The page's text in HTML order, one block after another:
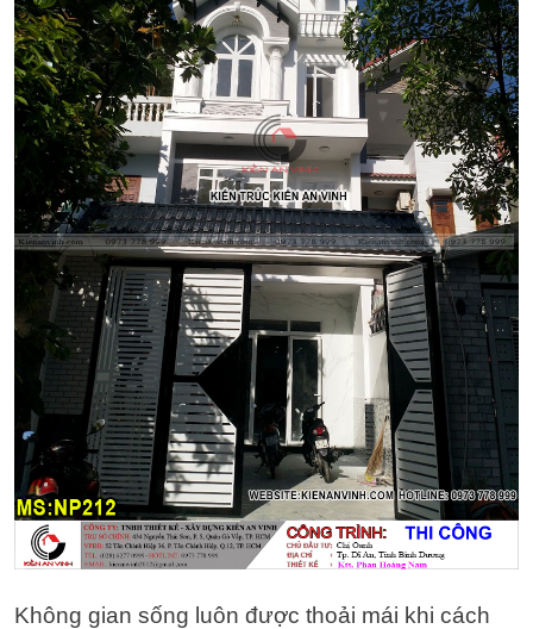
Không gian sống luôn được thoải mái khi cách